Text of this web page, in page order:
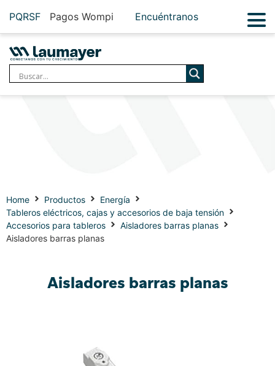
PQRSF Pagos Wompi Encuéntranos
Home Productos
Energía
Tableros eléctricos, cajas y accesorios de baja tensión
Accesorios para tableros
Aisladores barras planas
Aisladores barras planas
Aisladores barras planas